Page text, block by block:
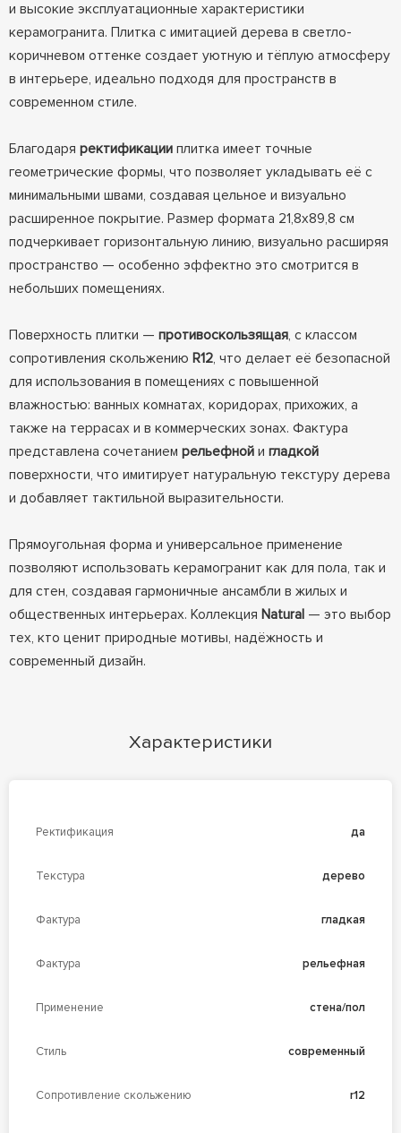
и высокие эксплуатационные характеристики
керамогранита. Плитка с имитацией дерева в светло-
коричневом оттенке создает уютную и тёплую атмосферу
в интерьере, идеально подходя для пространств в
современном стиле.
Благодаря ректификацииплитка имеет точные
геометрические формы, что позволяет укладывать её с
минимальными швами, создавая цельное и визуально
расширенное покрытие. Размер формата 21,8x89,8 см
подчеркивает горизонтальную линию, визуально расширяя
пространство — особенно эффектно это смотрится в
небольших помещениях.
Поверхность плитки — противоскользящая, с классом
сопротивления скольжению R12, что делает её безопасной
для использования в помещениях с повышенной
влажностью: ванных комнатах, коридорах, прихожих, а
также на террасах и в коммерческих зонах. Фактура
представлена сочетанием рельефнойи гладкой
поверхности, что имитирует натуральную текстуру дерева
и добавляет тактильной выразительности.
Прямоугольная форма и универсальное применение
позволяют использовать керамогранит как для пола, так и
для стен, создавая гармоничные ансамбли в жилых и
общественных интерьерах. Коллекция Natural— это выбор
тех, кто ценит природные мотивы, надёжность и
современный дизайн.
Характеристики
Ректификация да
Текстура дерево
Фактура гладкая
Фактура рельефная
Применение стена/пол
Стиль современный
Сопротивление скольжению r12